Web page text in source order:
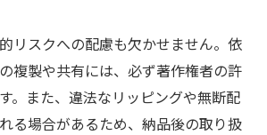
リスクへの配慮も欠かせません。依
複製や共有には、必ず著作権者の許
。また、違法なリッピングや無断配
る場合があるため、納品後の取り扱